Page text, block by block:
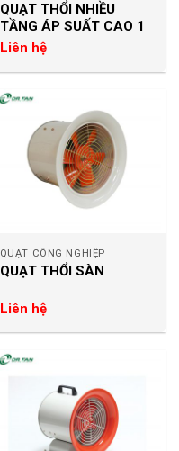
QUẠT THỔI NHIỀU
TẦNG ÁP SUẤT CAO 1
Liên hệ
QUẠT CÔNG NGHIỆP
QUẠT THỔI SÀN
Liên hệ